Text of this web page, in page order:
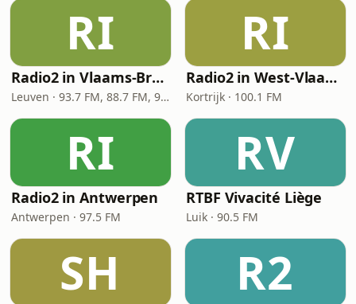
RI
Radio2 in Vlaams-Brabant
Leuven · 93.7 FM, 88.7 FM, 92.4 FM
RI
Radio2 in West-Vlaanderen
Kortrijk · 100.1 FM
RI
Radio2 in Antwerpen
Antwerpen · 97.5 FM
RV
RTBF Vivacité Liège
Luik · 90.5 FM
SH R2